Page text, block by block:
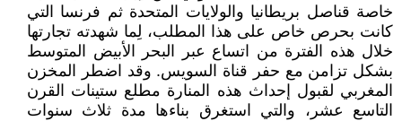
خاصة قناصل بريطانيا والولايات المتحدة ثم فرنسا التي
كانت بحرص خاص على هذا المطلب، لِما شهدته تجارتها
خلال هذه الفترة من اتساع عبر البحر الأبيض المتوسط
بشكل تزامن مع حفر قناة السويس. وقد اضطر المخزن
المغربي لقبول إحداث هذه المنارة مطلع ستينات القرن
التاسع عشر، والتي استغرق بناءها مدة ثلاث سنوات